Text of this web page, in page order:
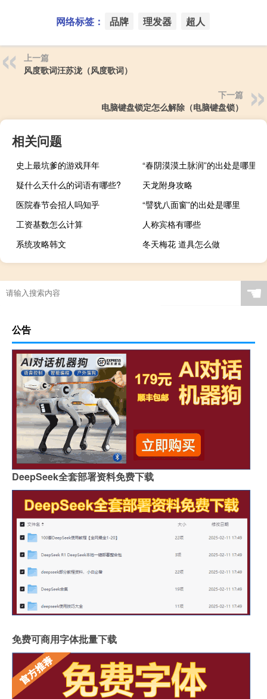
网络标签： 品牌 理发器 超人
上一篇
风度歌词汪苏泷（风度歌词）
下一篇
电脑键盘锁定怎么解除（电脑键盘锁）
相关问题
史上最坑爹的游戏拜年
“春阴漠漠土脉润”的出处是哪里
疑什么天什么的词语有哪些?
天龙附身攻略
医院春节会招人吗知乎
“譬犹八面窗”的出处是哪里
工资基数怎么计算
人称宾格有哪些
系统攻略韩文
冬天梅花 道具怎么做
☚
公告
DeepSeek全套部署资料免费下载
免费可商用字体批量下载